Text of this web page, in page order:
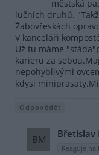
městská
lučních druhů.
Žabovřeskách
V kanceláři
Už tu máme
karieru za
nepohyblivými
kdysi
Odpovědět
BM Břetislav
Reaguje